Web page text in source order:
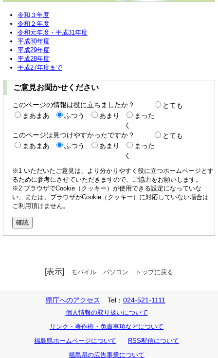
令和３年度
令和２年度
令和元年度・平成31年度
平成30年度
平成29年度
平成28年度
平成27年度まで
ご意見お聞かせください
このページの情報は役に立ちましたか？
とても
まあまあ
ふつう あまり
まった
く
このページは見つけやすかったですか？
とても
まあまあ
ふつう あまり
まった
く
※1 いただいたご意見は、より分かりやすく役に立つホームページとす
るために参考にさせていただきますので、ご協力をお願いします。
※2 ブラウザでCookie（クッキー）が使用できる設定になっていな
い、または、ブラウザがCookie（クッキー）に対応していない場合は
ご利用頂けません。
[表示] モバイル パソコン トップに戻る
県庁へのアクセス Tel： 024-521-1111
個人情報の取り扱いについて
リンク・著作権・免責事項などについて
福島県ホームページについて
RSS配信について
福島県の広告事業について